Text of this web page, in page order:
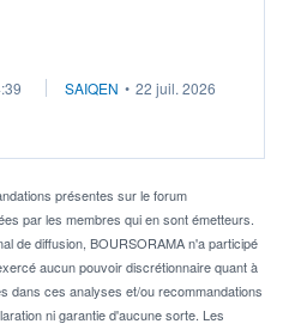
individuelles.
éligible au PEA.
SAIQEN • 22 juil. 2026
présentes sur le forum
par les membres qui en sont émetteurs.
de diffusion, BOURSORAMA n'a participé
aucun pouvoir discrétionnaire quant à
dans ces analyses et/ou recommandations
ni garantie d'aucune sorte. Les